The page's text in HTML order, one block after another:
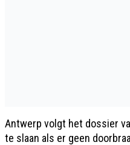
Antwerp volgt het dossier
te slaan als er geen